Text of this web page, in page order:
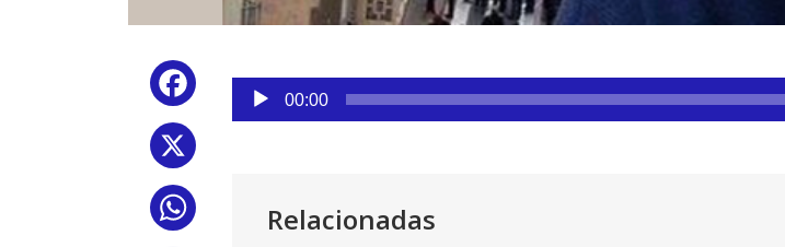
Facebook
WhatsApp
Reproductor
audio
00:00
Relacionadas